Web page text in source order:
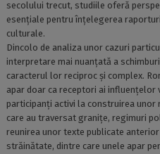
secolului trecut, studiile oferă
esențiale pentru înțelegerea
culturale.
Dincolo de analiza unor cazuri
interpretare mai nuanțată a
caracterul lor reciproc și complex.
apar doar ca receptori ai influențelor
participanți activi la construirea unor
care au traversat granițe, regimuri
reunirea unor texte publicate
străinătate, dintre care unele apar